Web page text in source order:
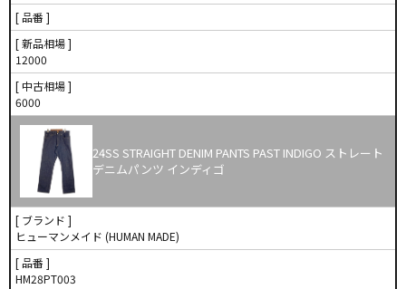
[ 品番 ]
[ 新品相場 ]
12000
[ 中古相場 ]
6000
24SS STRAIGHT DENIM PANTS PAST INDIGO ストレート
デニムパンツ インディゴ
[ ブランド ]
ヒューマンメイド (HUMAN MADE)
[ 品番 ]
HM28PT003